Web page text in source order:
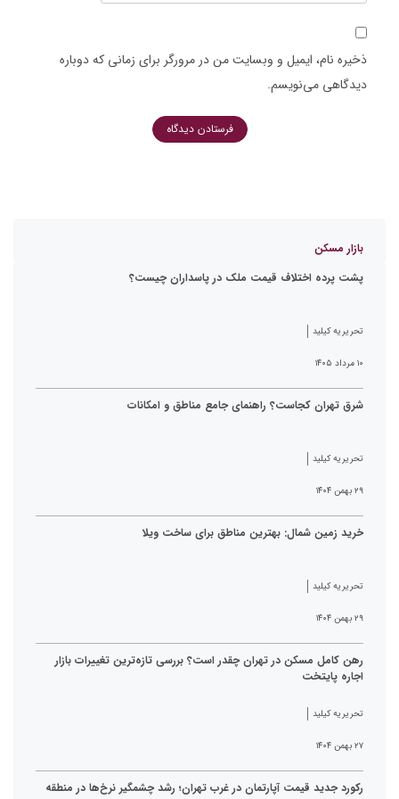
ذخیره نام، ایمیل و وبسایت من در مرورگر برای زمانی که دوباره
دیدگاهی می‌نویسم.
بازار مسکن
پشت پرده اختلاف قیمت ملک در پاسداران چیست؟
تحریریه کیلید
۱۰ مرداد ۱۴۰۵
شرق تهران کجاست؟ راهنمای جامع مناطق و امکانات
تحریریه کیلید
۲۹ بهمن ۱۴۰۴
خرید زمین شمال: بهترین مناطق برای ساخت ویلا
تحریریه کیلید
۲۹ بهمن ۱۴۰۴
رهن کامل مسکن در تهران چقدر است؟ بررسی تازه‌ترین تغییرات بازار
اجاره پایتخت
تحریریه کیلید
۲۷ بهمن ۱۴۰۴
رکورد جدید قیمت آپارتمان در غرب تهران؛ رشد چشمگیر نرخ‌ها در منطقه